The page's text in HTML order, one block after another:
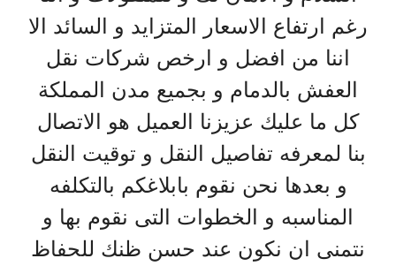
رغم ارتفاع الاسعار المتزايد و السائد الا
اننا من افضل و ارخص شركات نقل
العفش بالدمام و بجميع مدن المملكة
كل ما عليك عزيزنا العميل هو الاتصال
بنا لمعرفه تفاصيل النقل و توقيت النقل
و بعدها نحن نقوم بابلاغكم بالتكلفه
المناسبه و الخطوات التى نقوم بها و
نتمنى ان نكون عند حسن ظنك للحفاظ